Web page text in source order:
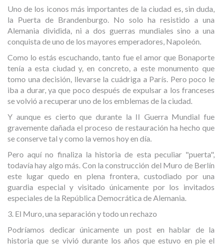
Uno de los iconos más importantes de la ciudad es, sin duda,
la Puerta de Brandenburgo. No solo ha resistido a una
Alemania dividida, ni a dos guerras mundiales sino a una
conquista de uno de los mayores emperadores, Napoleón.
Como lo estás escuchando, tanto fue el amor que Bonaporte
tenía a esta ciudad y, en concreto, a este monumento que
tomo una decisión, llevarse la cuádriga a París. Pero poco le
iba a durar, ya que poco después de expulsar a los franceses
se volvió a recuperar uno de los emblemas de la ciudad.
Y aunque es cierto que durante la II Guerra Mundial fue
gravemente dañada el proceso de restauración ha hecho que
se conserve tal y como la vemos hoy en día.
Pero aquí no finaliza la historia de esta peculiar "puerta",
todavía hay algo más. Con la construcción del Muro de Berlín
este lugar quedo en plena frontera, custodiado por una
guardia especial y visitado únicamente por los invitados
especiales de la República Democrática de Alemania.
3. El Muro, una separación y todo un rechazo
Podríamos dedicar únicamente un post en hablar de la
historia que se vivió durante los años que estuvo en pie el